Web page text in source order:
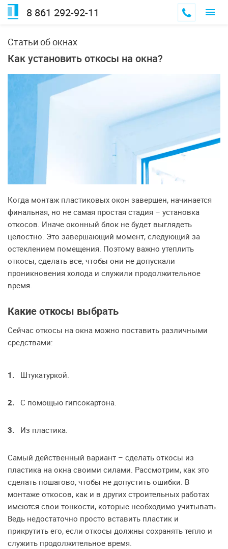
8 861 292-92-11
Статьи об окнах
Как установить откосы на окна?
Когда монтаж пластиковых окон завершен, начинается
финальная, но не самая простая стадия – установка
откосов. Иначе оконный блок не будет выглядеть
целостно. Это завершающий момент, следующий за
остеклением помещения. Поэтому важно утеплить
откосы, сделать все, чтобы они не допускали
проникновения холода и служили продолжительное
время.
Какие откосы выбрать
Сейчас откосы на окна можно поставить различными
средствами:
Штукатуркой.
С помощью гипсокартона.
Из пластика.
Самый действенный вариант – сделать откосы из
пластика на окна своими силами. Рассмотрим, как это
сделать пошагово, чтобы не допустить ошибки. В
монтаже откосов, как и в других строительных работах
имеются свои тонкости, которые необходимо учитывать.
Ведь недостаточно просто вставить пластик и
прикрутить его, если откосы должны сохранять тепло и
служить продолжительное время.